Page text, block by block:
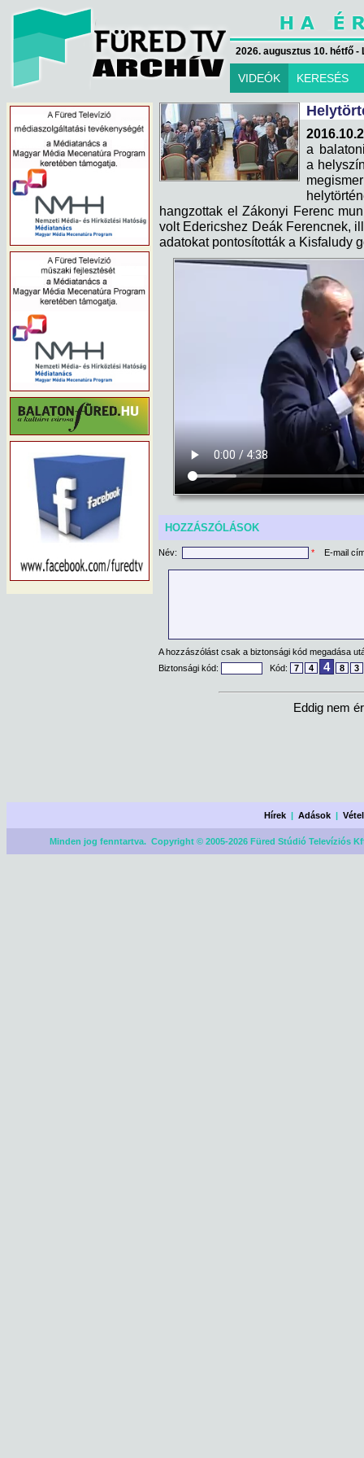
2026. augusztus 10. hétfő -
VIDEÓK KERESÉS
a
a
hangzottak el Zákonyi Ferenc
volt Edericshez Deák Ferencnek,
adatokat pontosították a Kisfaludy
HOZZÁSZÓLÁSOK
Név: * E-mail
A hozzászólást csak a biztonsági kód megadása
Biztonsági kód:
Kód: 7 4 4 8 3
Eddig nem
Hírek |Adások |
Minden jog fenntartva. Copyright © 2005-2026 Füred Stúdió Televíziós